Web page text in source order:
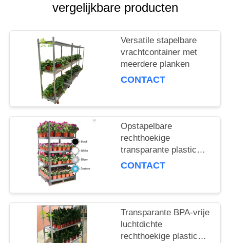
COMPANY
NEWS
SITEMAP
PRIVACYBELEID
vergelijkbare producten
Versatile stapelbare
vrachtcontainer met
meerdere planken
CONTACT
Opstapelbare
rechthoekige
transparante plastic
opslagcontainer
CONTACT
Transparante BPA-vrije
luchtdichte
rechthoekige plastic